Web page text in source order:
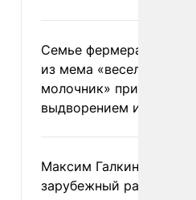
Семье фермера
из мема «веселый
молочник» пригрозили
выдворением из
Максим Галкин
зарубежный райдер